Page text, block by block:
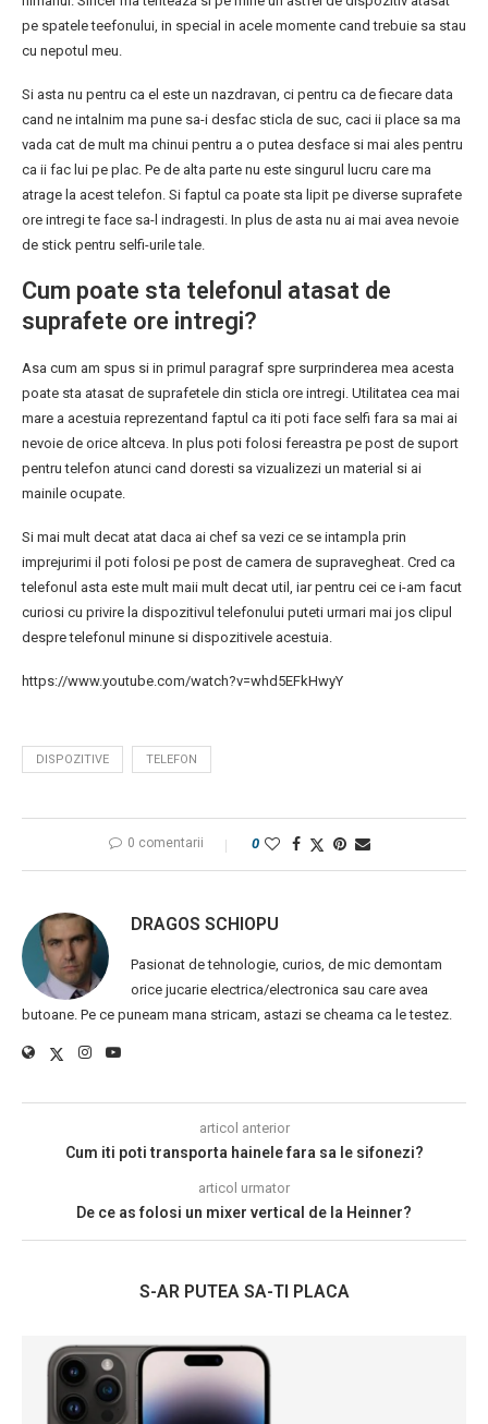
pe spatele teefonului, in special in acele momente cand trebuie sa stau
cu nepotul meu.
Si asta nu pentru ca el este un nazdravan, ci pentru ca de fiecare data
cand ne intalnim ma pune sa-i desfac sticla de suc, caci ii place sa ma
vada cat de mult ma chinui pentru a o putea desface si mai ales pentru
ca ii fac lui pe plac. Pe de alta parte nu este singurul lucru care ma
atrage la acest telefon. Si faptul ca poate sta lipit pe diverse suprafete
ore intregi te face sa-l indragesti. In plus de asta nu ai mai avea nevoie
de stick pentru selfi-urile tale.
Cum poate sta telefonul atasat de
suprafete ore intregi?
Asa cum am spus si in primul paragraf spre surprinderea mea acesta
poate sta atasat de suprafetele din sticla ore intregi. Utilitatea cea mai
mare a acestuia reprezentand faptul ca iti poti face selfi fara sa mai ai
nevoie de orice altceva. In plus poti folosi fereastra pe post de suport
pentru telefon atunci cand doresti sa vizualizezi un material si ai
mainile ocupate.
Si mai mult decat atat daca ai chef sa vezi ce se intampla prin
imprejurimi il poti folosi pe post de camera de supravegheat. Cred ca
telefonul asta este mult maii mult decat util, iar pentru cei ce i-am facut
curiosi cu privire la dispozitivul telefonului puteti urmari mai jos clipul
despre telefonul minune si dispozitivele acestuia.
https://www.youtube.com/watch?v=whd5EFkHwyY
DISPOZITIVE TELEFON
0 comentarii 0
DRAGOS SCHIOPU
Pasionat de tehnologie, curios, de mic demontam
orice jucarie electrica/electronica sau care avea
butoane. Pe ce puneam mana stricam, astazi se cheama ca le testez.
articol anterior
Cum iti poti transporta hainele fara sa le sifonezi?
articol urmator
De ce as folosi un mixer vertical de la Heinner?
S-AR PUTEA SA-TI PLACA